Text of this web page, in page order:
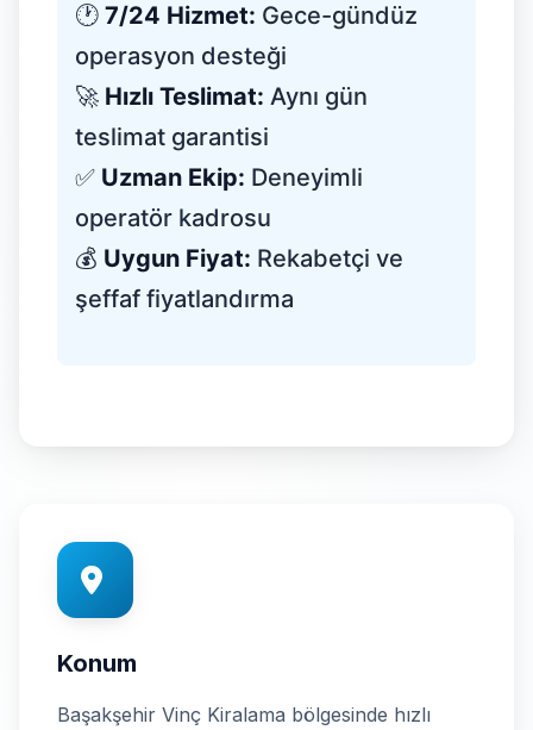
🕐 7/24 Hizmet: Gece-gündüz
operasyon desteği
🚀 Hızlı Teslimat: Aynı gün
teslimat garantisi
✅ Uzman Ekip: Deneyimli
operatör kadrosu
💰 Uygun Fiyat: Rekabetçi ve
şeffaf fiyatlandırma
Konum
Başakşehir Vinç Kiralama bölgesinde hızlı